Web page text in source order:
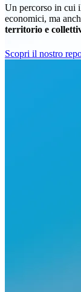
Un percorso in cui
economici, ma
territorio e
Scopri il nostro